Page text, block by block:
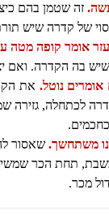
זה שטמן בהם
של קדרה שיש
אומר קופה מטה
בה הקדרה. ואם
אומרים נוטל. את
לכתחלה, גזירה
משתחשך. שאסור
תחת הכר שמשים
מכר.